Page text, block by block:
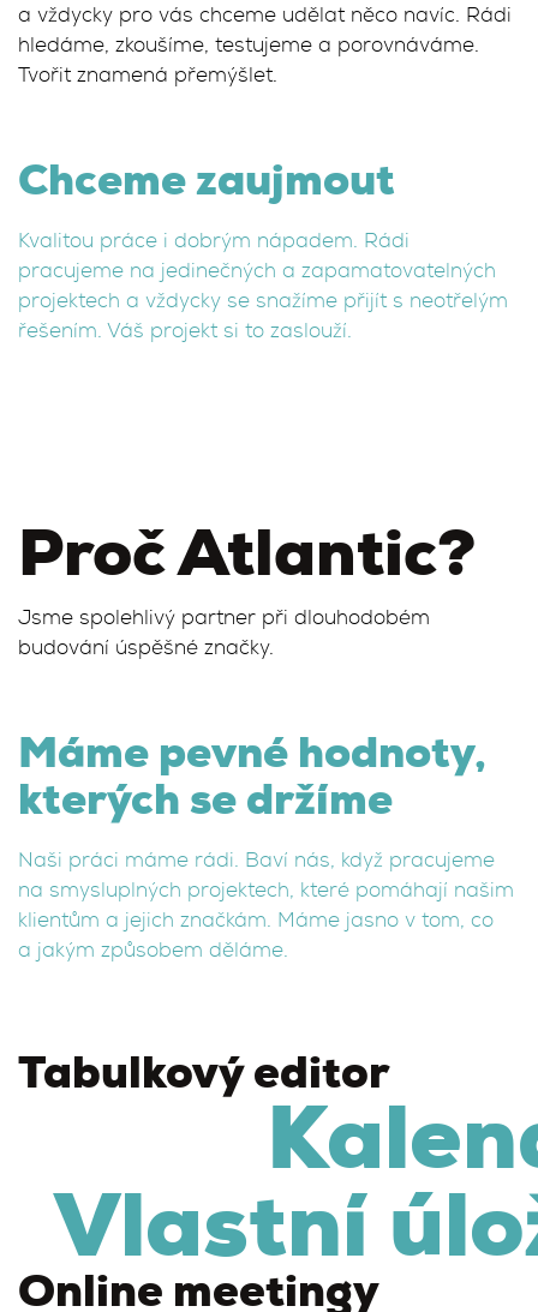
a vždycky pro vás chceme udělat něco navíc. Rádi
hledáme, zkoušíme, testujeme a porovnáváme.
Tvořit znamená přemýšlet.
Chceme zaujmout
Kvalitou práce i dobrým nápadem. Rádi
pracujeme na jedinečných a zapamatovatelných
projektech a vždycky se snažíme přijít s neotřelým
řešením. Váš projekt si to zaslouží.
Proč Atlantic?
Jsme spolehlivý partner při dlouhodobém
budování úspěšné značky.
Máme pevné hodnoty,
kterých se držíme
Naši práci máme rádi. Baví nás, když pracujeme
na smysluplných projektech, které pomáhají našim
klientům a jejich značkám. Máme jasno v tom, co
a jakým způsobem děláme.
Tabulkový editor
Vlastní
Online meetingy